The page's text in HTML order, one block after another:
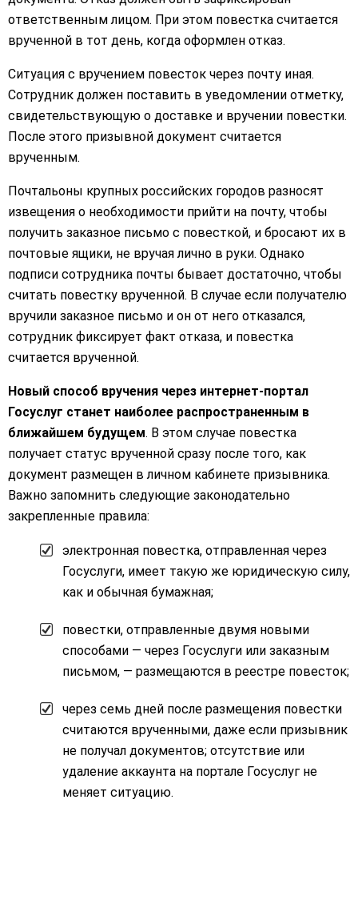
ответственным лицом. При этом повестка считается
врученной в тот день, когда оформлен отказ.
Ситуация с вручением повесток через почту иная.
Сотрудник должен поставить в уведомлении отметку,
свидетельствующую о доставке и вручении повестки.
После этого призывной документ считается
врученным.
Почтальоны крупных российских городов разносят
извещения о необходимости прийти на почту, чтобы
получить заказное письмо с повесткой, и бросают их в
почтовые ящики, не вручая лично в руки. Однако
подписи сотрудника почты бывает достаточно, чтобы
считать повестку врученной. В случае если получателю
вручили заказное письмо и он от него отказался,
сотрудник фиксирует факт отказа, и повестка
считается врученной.
Новый способ вручения через интернет-портал
Госуслуг станет наиболее распространенным в
ближайшем будущем. В этом случае повестка
получает статус врученной сразу после того, как
документ размещен в личном кабинете призывника.
Важно запомнить следующие законодательно
закрепленные правила:
электронная повестка, отправленная через
Госуслуги, имеет такую же юридическую силу,
как и обычная бумажная;
повестки, отправленные двумя новыми
способами — через Госуслуги или заказным
письмом, — размещаются в реестре повесток;
через семь дней после размещения повестки
считаются врученными, даже если призывник
не получал документов; отсутствие или
удаление аккаунта на портале Госуслуг не
меняет ситуацию.